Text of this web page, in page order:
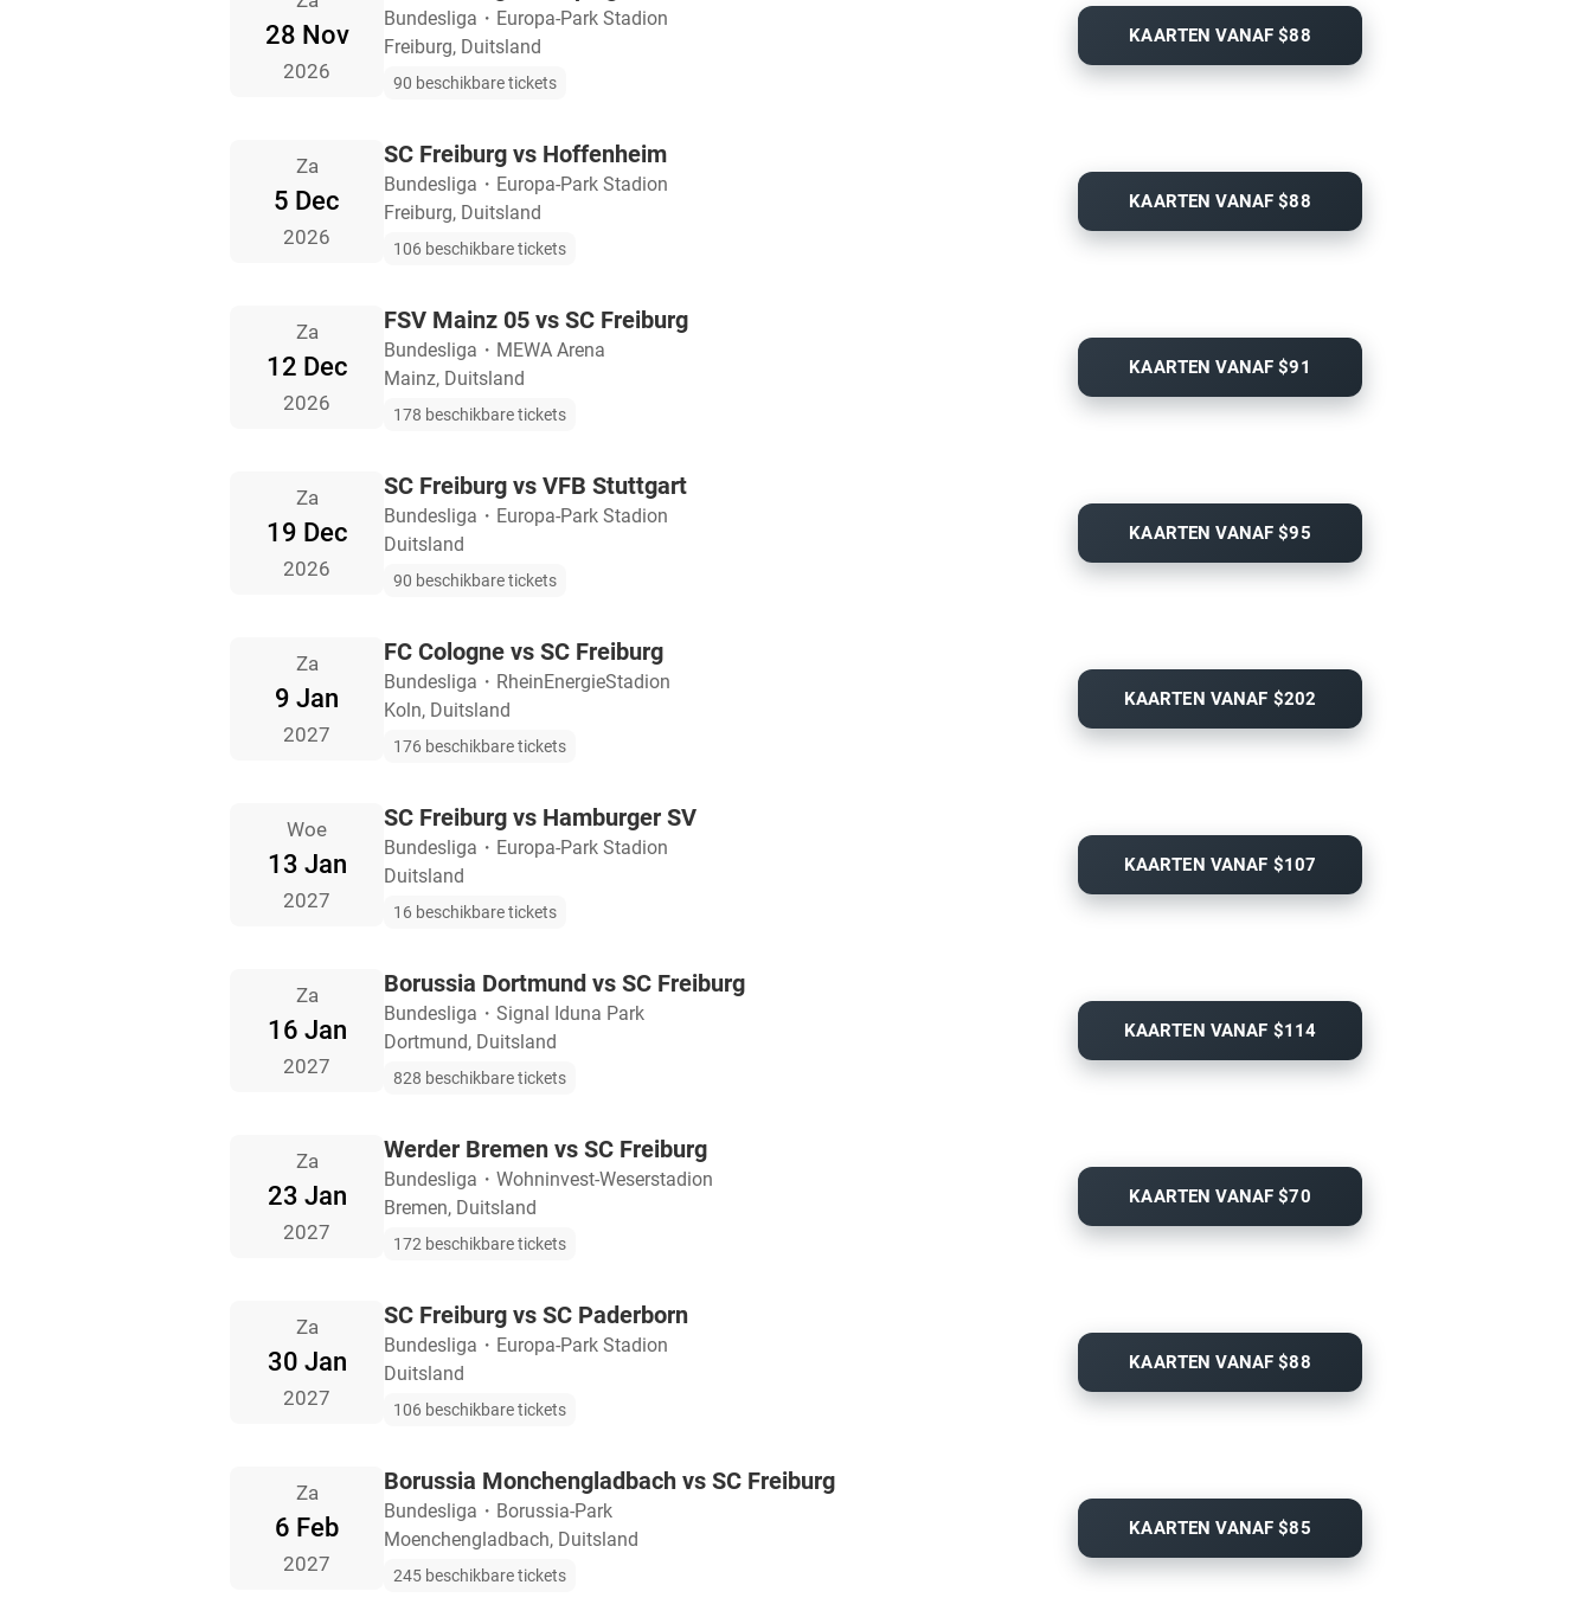
28 Nov
2026
Bundesliga ・ Europa-Park Stadion
Freiburg, Duitsland
90 beschikbare tickets
KAARTEN VANAF $88
Za
5 Dec
2026
SC Freiburg vs Hoffenheim
Bundesliga ・ Europa-Park Stadion
Freiburg, Duitsland
106 beschikbare tickets
KAARTEN VANAF $88
Za
12 Dec
2026
FSV Mainz 05 vs SC Freiburg
Bundesliga ・ MEWA Arena
Mainz, Duitsland
178 beschikbare tickets
KAARTEN VANAF $91
Za
19 Dec
2026
SC Freiburg vs VFB Stuttgart
Bundesliga ・ Europa-Park Stadion
Duitsland
90 beschikbare tickets
KAARTEN VANAF $95
Za
9 Jan
2027
FC Cologne vs SC Freiburg
Bundesliga ・ RheinEnergieStadion
Koln, Duitsland
176 beschikbare tickets
KAARTEN VANAF $202
Woe
13 Jan
2027
SC Freiburg vs Hamburger SV
Bundesliga ・ Europa-Park Stadion
Duitsland
16 beschikbare tickets
KAARTEN VANAF $107
Za
16 Jan
2027
Borussia Dortmund vs SC Freiburg
Bundesliga ・ Signal Iduna Park
Dortmund, Duitsland
828 beschikbare tickets
KAARTEN VANAF $114
Za
23 Jan
2027
Werder Bremen vs SC Freiburg
Bundesliga ・ Wohninvest-Weserstadion
Bremen, Duitsland
172 beschikbare tickets
KAARTEN VANAF $70
Za
30 Jan
2027
SC Freiburg vs SC Paderborn
Bundesliga ・ Europa-Park Stadion
Duitsland
106 beschikbare tickets
KAARTEN VANAF $88
Za
6 Feb
2027
Borussia Monchengladbach vs SC Freiburg
Bundesliga ・ Borussia-Park
Moenchengladbach, Duitsland
245 beschikbare tickets
KAARTEN VANAF $85